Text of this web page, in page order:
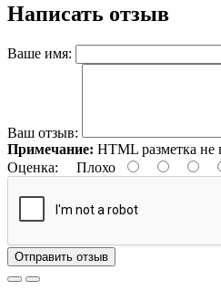
Написать отзыв
Ваше имя:
Ваш отзыв:
Примечание: HTML разметка не
Оценка: Плохо
Отправить отзыв